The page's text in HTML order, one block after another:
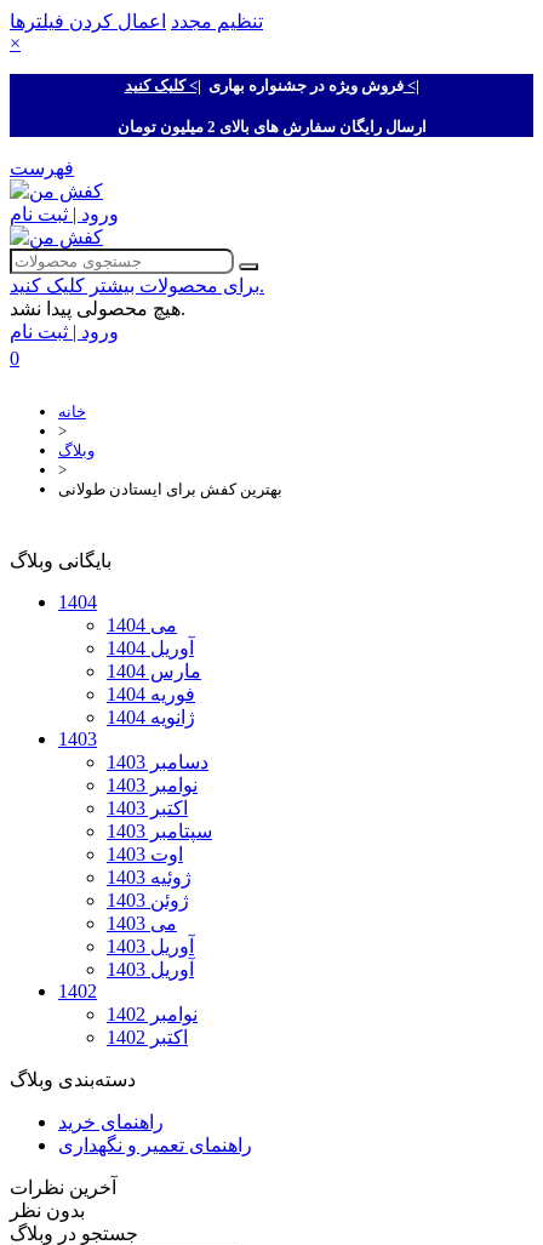
تنظیم مجدد
اعمال کردن فیلترها
×
فروش ویژه در جشنواره بهاری|> کلیک کنید <|
ارسال رایگان سفارش های بالای 2 میلیون تومان
فهرست
ورود | ثبت نام
برای محصولات بیشتر کلیک کنید.
هیچ محصولی پیدا نشد.
ورود | ثبت نام
0
خانه
>
وبلاگ
>
بهترین کفش برای ایستادن طولانی
بایگانی وبلاگ
1404
می 1404
آوریل 1404
مارس 1404
فوریه 1404
ژانویه 1404
1403
دسامبر 1403
نوامبر 1403
اکتبر 1403
سپتامبر 1403
اوت 1403
ژوئیه 1403
ژوئن 1403
می 1403
آوریل 1403
آوریل 1403
1402
نوامبر 1402
اکتبر 1402
دسته‌بندی وبلاگ
راهنمای خرید
راهنمای تعمیر و نگهداری
آخرین نظرات
بدون نظر
جستجو در وبلاگ